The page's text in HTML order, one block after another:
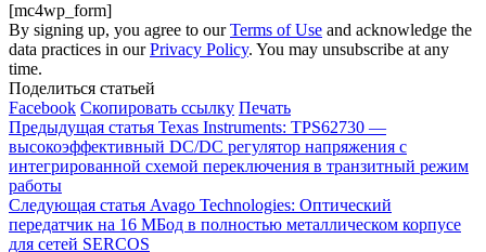
[mc4wp_form]
By signing up, you agree to ourTerms of Use and acknowledge the
data practices in ourPrivacy Policy. You may unsubscribe at any
time.
Поделиться статьей
Facebook Скопировать ссылку Печать
Предыдущая статья Texas Instruments: TPS62730 —
высокоэффективный DC/DC регулятор напряжения с
интегрированной схемой переключения в транзитный режим
работы
Следующая статья Avago Technologies: Оптический
передатчик на 16 МБод в полностью металлическом корпусе
для сетей SERCOS